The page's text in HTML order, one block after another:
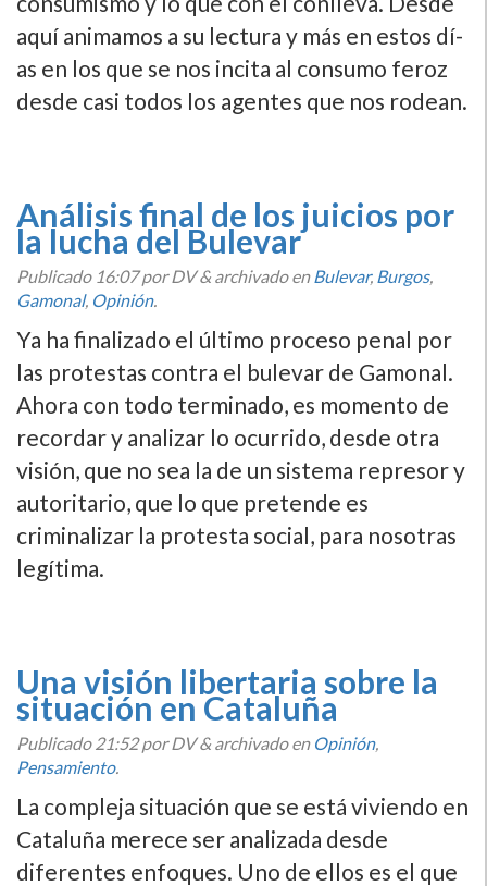
aquí­ animamos a su lectura y más en estos dí­
as en los que se nos incita al consumo feroz
desde casi todos los agentes que nos rodean.
Análisis final de los juicios por
la lucha del Bulevar
Publicado 16:07por DV&archivado enBulevar, Burgos,
Gamonal, Opinión.
Ya ha finalizado el último proceso penal por
las protestas contra el bulevar de Gamonal.
Ahora con todo terminado, es momento de
recordar y analizar lo ocurrido, desde otra
visión, que no sea la de un sistema represor y
autoritario, que lo que pretende es
criminalizar la protesta social, para nosotras
legí­tima.
Una visión libertaria sobre la
situación en Cataluña
Publicado21:52por DV&archivado en Opinión,
Pensamiento.
La compleja situación que se está viviendo en
Cataluña merece ser analizada desde
diferentes enfoques. Uno de ellos es el que